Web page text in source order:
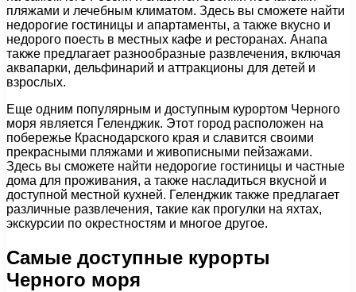
пляжами и лечебным климатом. Здесь вы сможете найти
недорогие гостиницы и апартаменты, а также вкусно и
недорого поесть в местных кафе и ресторанах. Анапа
также предлагает разнообразные развлечения, включая
аквапарки, дельфинарий и аттракционы для детей и
взрослых.
Еще одним популярным и доступным курортом Черного
моря является Геленджик. Этот город расположен на
побережье Краснодарского края и славится своими
прекрасными пляжами и живописными пейзажами.
Здесь вы сможете найти недорогие гостиницы и частные
дома для проживания, а также насладиться вкусной и
доступной местной кухней. Геленджик также предлагает
различные развлечения, такие как прогулки на яхтах,
экскурсии по окрестностям и многое другое.
Самые доступные курорты
Черного моря